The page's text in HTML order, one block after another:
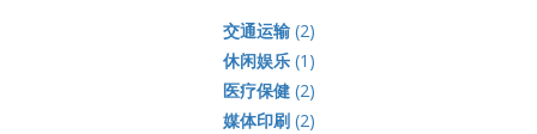
交通运输(2)
休闲娱乐(1)
医疗保健(2)
媒体印刷(2)